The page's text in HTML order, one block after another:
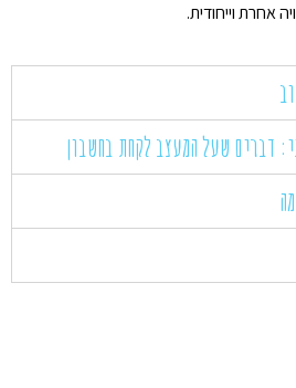
אחרת וייחודית.
דברים שעל המעצב לקחת בחשבון